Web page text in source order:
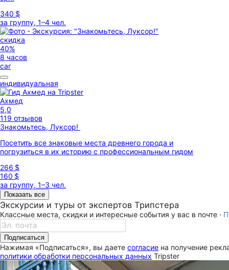
340 $
за группу, 1–4 чел.
скидка
40%
8 часов
car
индивидуальная
Ахмед
5,0
119 отзывов
Знакомьтесь, Луксор!
Посетить все знаковые места древнего города и
погрузиться в их историю с профессиональным гидом
266 $
160 $
за группу, 1–3 чел.
Показать все
Экскурсии и туры от экспертов Трипстера
Классные места, скидки и интересные события у вас в почте ·
Подписаться
Нажимая «Подписаться», вы даете согласие на получение
политики обработки персональных данных Tripster